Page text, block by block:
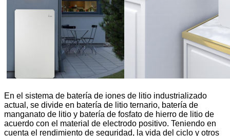
En el sistema de batería de iones de litio industrializado
actual, se divide en batería de litio ternario, batería de
manganato de litio y batería de fosfato de hierro de litio de
acuerdo con el material de electrodo positivo. Teniendo en
cuenta el rendimiento de seguridad, la vida del ciclo y otros